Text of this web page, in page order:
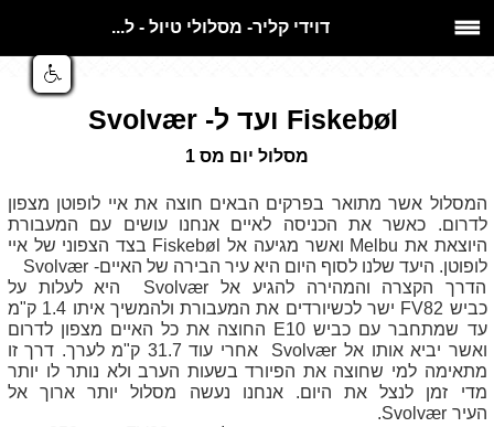
דוידי קליר- מסלולי טיול - ל...
Fiskebøl ועד ל- Svolvær
מסלול יום מס 1
המסלול אשר מתואר בפרקים הבאים חוצה את איי לופוטן מצפון
לדרום. כאשר את הכניסה לאיים אנחנו עושים עם המעבורת
היוצאת את Melbu ואשר מגיעה אל Fiskebøl בצד הצפוני של איי
לופוטן. היעד שלנו לסוף היום היא עיר הבירה של האיים- Svolvær
הדרך הקצרה והמהירה להגיע אל Svolvær היא לעלות על
כביש FV82
ישר לכשיורדים את המעבורת ולהמשיך איתו 1.4 ק"מ
עד שמתחבר עם כביש E10 החוצה את כל האיים מצפון לדרום
ואשר יביא אותו אל Svolvær
אחרי עוד 31.7 ק"מ לערך. דרך זו
מתאימה למי שחוצה את הפיורד בשעות הערב ולא נותר לו יותר
מדי זמן לנצל את היום. אנחנו נעשה מסלול יותר ארוך אל
העיר .Svolvær